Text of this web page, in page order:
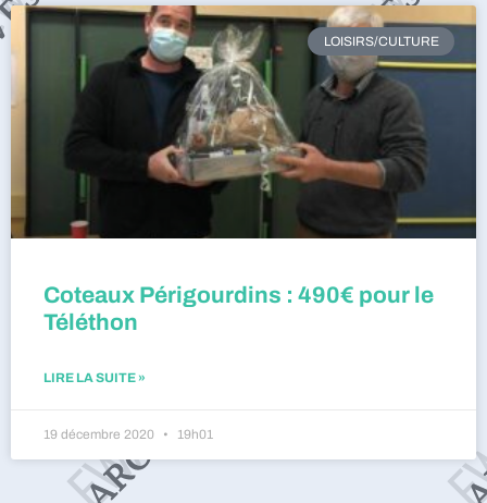
LOISIRS/CULTURE
Coteaux Périgourdins : 490€ pour le
Téléthon
LIRE LA SUITE »
19 décembre 2020 19h01